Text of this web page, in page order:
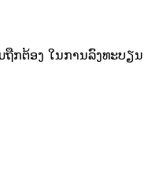
ກຕ້ອງ ໃນການລົງທະບຽ